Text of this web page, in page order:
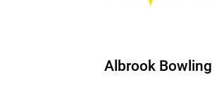
Albrook Bowling